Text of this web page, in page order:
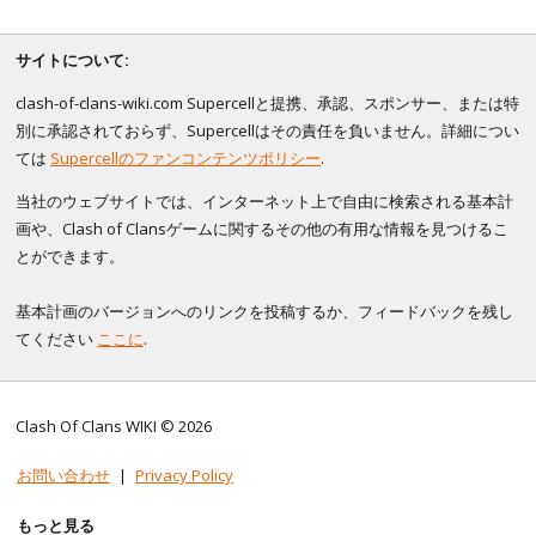
サイトについて:
clash-of-clans-wiki.com Supercellと提携、承認、スポンサー、または特
別に承認されておらず、Supercellはその責任を負いません。詳細につい
ては Supercellのファンコンテンツポリシー.
当社のウェブサイトでは、インターネット上で自由に検索される基本計
画や、Clash of Clansゲームに関するその他の有用な情報を見つけるこ
とができます。
基本計画のバージョンへのリンクを投稿するか、フィードバックを残し
てください ここに.
Clash Of Clans WIKI © 2026
お問い合わせ | Privacy Policy
もっと見る